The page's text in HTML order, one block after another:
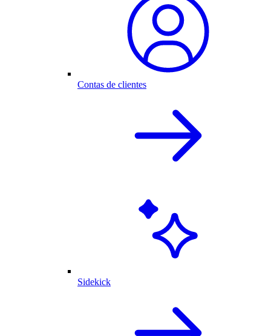
Contas de clientes
Sidekick